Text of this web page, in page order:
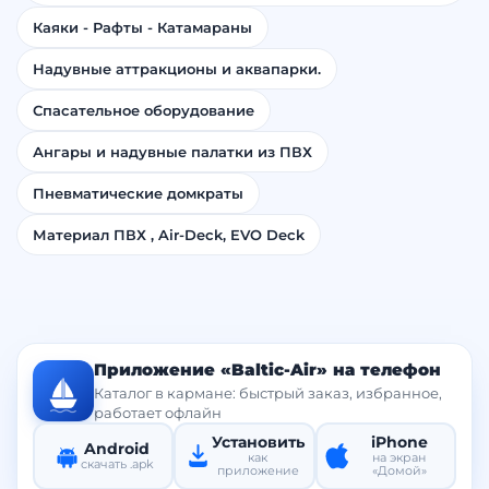
Каяки - Рафты - Катамараны
Надувные аттракционы и аквапарки.
Спасательное оборудование
Ангары и надувные палатки из ПВХ
Пневматические домкраты
Материал ПВХ , Air-Deck, EVO Deck
Приложение «Baltic-Air» на телефон
Каталог в кармане: быстрый заказ, избранное,
работает офлайн
Android
скачать .apk
Установить
как
приложение
iPhone
на экран
«Домой»